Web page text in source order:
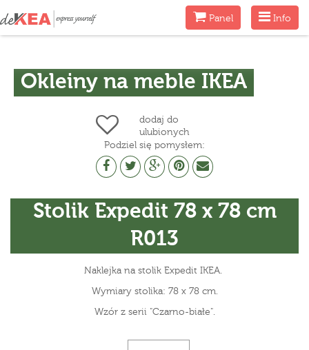
Menu
Info
MenuPanel
Okleiny na meble IKEA
dodaj do
ulubionych
Podziel się pomysłem:
Stolik Expedit 78 x 78 cm
R013
Naklejka na stolik Expedit IKEA.
Wymiary stolika: 78 x 78 cm.
Wzór z serii "Czarno-białe".